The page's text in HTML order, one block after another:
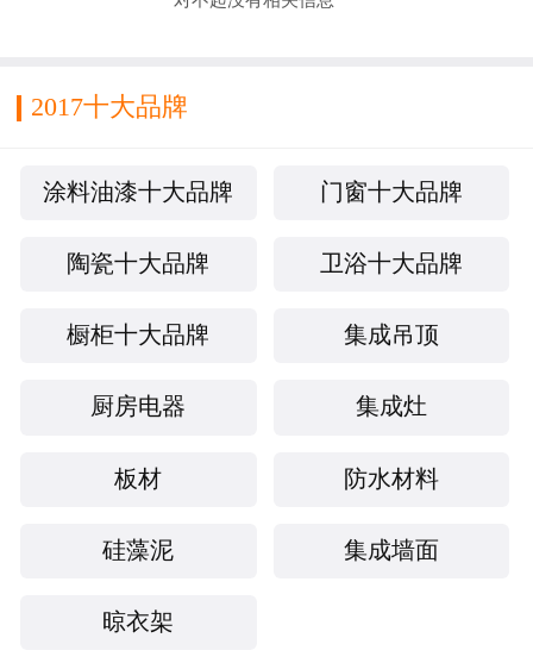
目前已占领中国绝大多数中高端消费群体市场，
传统吊顶模式，为大型工程天花装饰及每一个家
环境提供了取暖、照明、换气、吊顶一体化的专
欧陆目光开始聚焦国际市场。近年来，欧陆巩固
中东和欧盟市场，使用本公司产品的国家和地区
多达33个。公司也多次应邀到美国、日本、德
览会及学术交流会，产品多次受到全球建筑行业
广的国际视野、积蓄了更多的自主创新、创造能
牌续写辉煌。
2017十大品牌
涂料油漆十大品牌 门窗十大品牌
陶瓷十大品牌 卫浴十大品牌
橱柜十大品牌 集成吊顶
厨房电器 集成灶
板材 防水材料
硅藻泥 集成墙面
晾衣架